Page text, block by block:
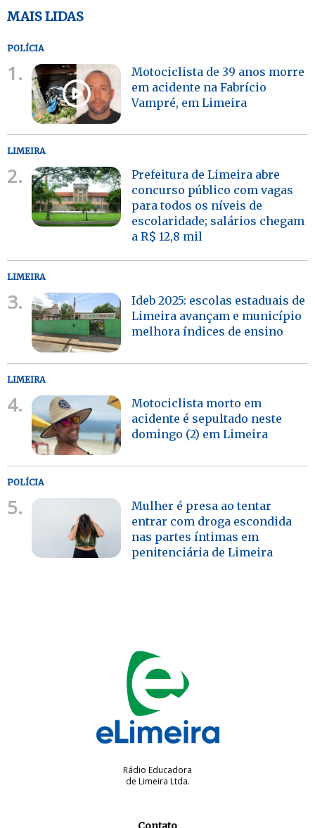
MAIS LIDAS
POLÍCIA
1.
Motociclista de 39 anos morre
em acidente na Fabrício
Vampré, em Limeira
LIMEIRA
2.
Prefeitura de Limeira abre
concurso público com vagas
para todos os níveis de
escolaridade; salários chegam
a R$ 12,8 mil
LIMEIRA
3.
Ideb 2025: escolas estaduais de
Limeira avançam e município
melhora índices de ensino
LIMEIRA
4.
Motociclista morto em
acidente é sepultado neste
domingo (2) em Limeira
POLÍCIA
5.
Mulher é presa ao tentar
entrar com droga escondida
nas partes íntimas em
penitenciária de Limeira
Rádio Educadora
de Limeira Ltda.